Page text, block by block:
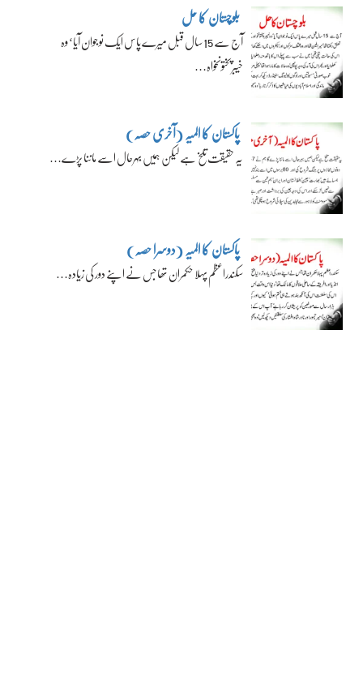
بلوچستان کا حل
آج سے 15 سال قبل میرے پاس ایک نوجوان آیا‘ وہ
خیبرپختونخواہ…
پاکستان کا المیہ (آخری حصہ)
یہ حقیقت تلخ ہے لیکن ہمیں بہرحال اسے ماننا پڑے…
پاکستان کا المیہ (دوسرا حصہ)
سکندراعظم پہلا حکمران تھا جس نے اپنے دور کی زیادہ…